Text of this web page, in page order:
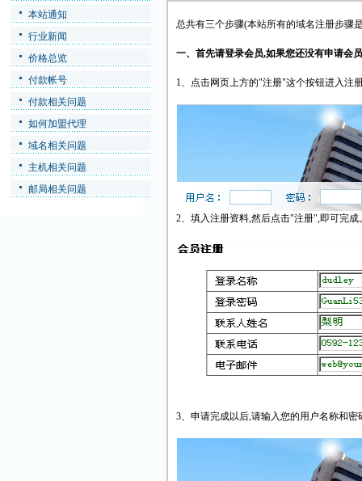
本站通知
行业新闻
价格总览
付款帐号
付款相关问题
如何加盟代理
域名相关问题
主机相关问题
邮局相关问题
总共有三个步骤(本站所有的域名注册步骤
一、首先请登录会员,如果您还没有申请会
1、点击网页上方的"注册"这个按钮进入注
2、填入注册资料,然后点击"注册",即可完成
3、申请完成以后,请输入您的用户名称和密